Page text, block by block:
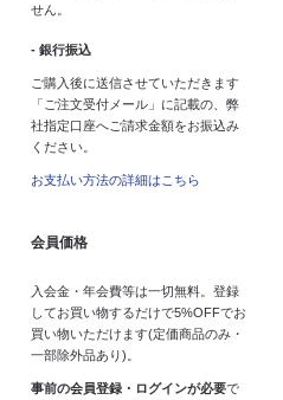
せん。
- 銀行振込
ご購入後に送信させていただきます
「ご注文受付メール」に記載の、弊
社指定口座へご請求金額をお振込み
ください。
お支払い方法の詳細はこちら
会員価格
入会金・年会費等は一切無料。登録
してお買い物するだけで5%OFFでお
買い物いただけます(定価商品のみ・
一部除外品あり)。
事前の会員登録・ログインが必要で